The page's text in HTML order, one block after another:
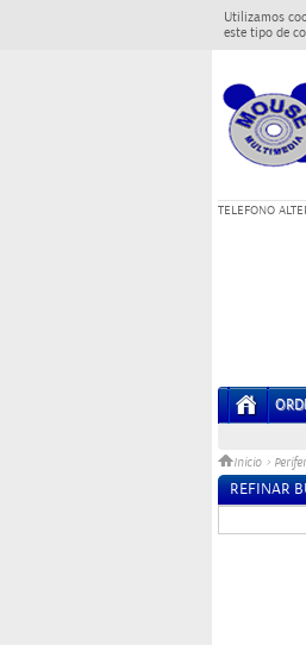
Utilizamos
este tipo de
TELEFONO
Inicio >
REFINAR